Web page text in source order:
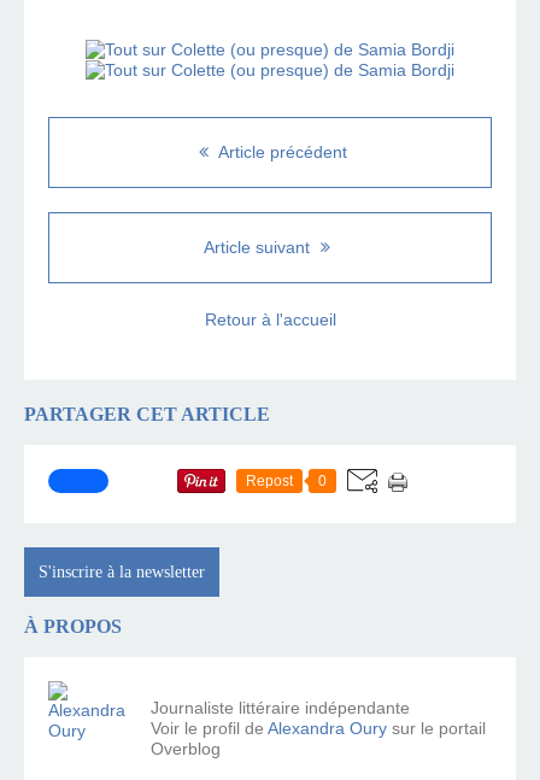
Article précédent
Article suivant
Retour à l'accueil
PARTAGER CET ARTICLE
Repost 0
S'inscrire à la newsletter
À PROPOS
Journaliste littéraire indépendante
Voir le profil de Alexandra Oury sur le portail
Overblog